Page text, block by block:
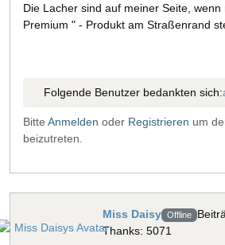
Die Lacher sind auf meiner Seite,
Premium " - Produkt am Straßenrand
Folgende Benutzer bedankten sich:
Bitte Anmelden oder Registrieren um
beizutreten.
Miss Daisy Offline
Thanks: 5071